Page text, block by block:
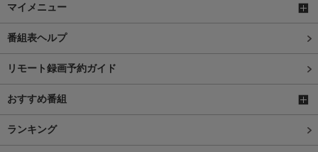
マイメニュー
番組表ヘルプ
リモート録画予約ガイド
おすすめ番組
ランキング